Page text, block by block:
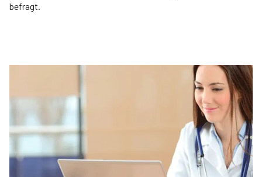
befragt.